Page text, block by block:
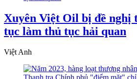
Xuyên Việt Oil bị đề nghị
tục làm thủ tục hải quan
Việt Anh